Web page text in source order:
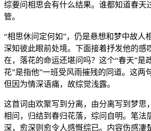
综要问相思会有什么结果。谁都知道春天
管。
“相思休问定何如”，仍是悬想和梦中故人
深知彼此眼前处境。下面接着抒发他的感
在，落花的命运还堪问吗？这个“春天”是
花”是指他”一班受风雨摧残的同道。这两
但因为情深语痛，故综觉浅露。
这首词由欢聚写到分离，由分离写到梦思
相问，归结到春归花落，综问自明。笔法
深，愈深则愈令人感慨综已。内容伤感凄